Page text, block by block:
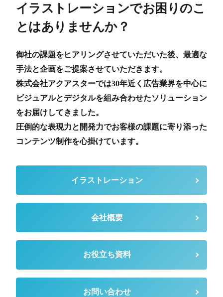
イラストレーションでお困りのこ
とはありませんか？
御社の課題をヒアリングさせていただいた後、最適な
手法と企画をご提案させていただきます。
株式会社アクアスターでは30年近く広告業界を中心に
ビジュアルとデジタルを組み合わせたソリューション
をお届けしてきました。
圧倒的な表現力と開発力でお客様の課題に寄り添った
コンテンツ制作を心掛けています。
イラストレーション
会社概要
お役立ち資料
お問い合わせ